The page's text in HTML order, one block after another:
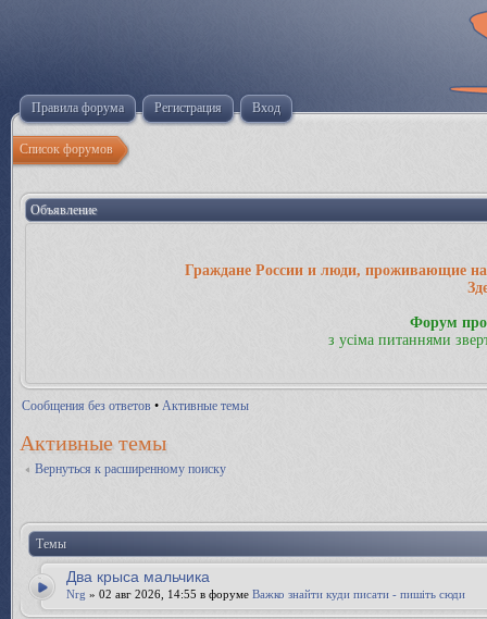
Правила форума Регистрация Вход
Список форумов
Объявление
Граждане России и люди, проживающие на
Форум
з усіма питаннями
Сообщения без ответов • Активные темы
Активные темы
Вернуться к расширенному поиску
Темы
Два крыса мальчика
Nrg » 02 авг 2026, 14:55 в форуме Важко знайти куди писати - пишіть сюди